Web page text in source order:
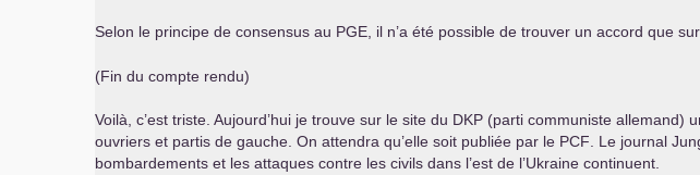
Selon le principe de consensus au PGE , il n’a été possible de trouver un accord que
(Fin du compte rendu)
Voilà, c’est triste. Aujourd’hui je trouve sur le site du DKP (parti communiste allemand)
ouvriers et partis de gauche. On attendra qu’elle soit publiée par le PCF . Le journal
bombardements et les attaques contre les civils dans l’est de l’Ukraine continuent.